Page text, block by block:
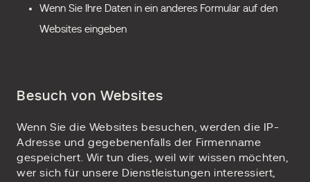
Wenn Sie Ihre Daten in ein anderes Formular auf den
Websites eingeben
Besuch von Websites
Wenn Sie die Websites besuchen, werden die IP-
Adresse und gegebenenfalls der Firmenname
gespeichert. Wir tun dies, weil wir wissen möchten,
wer sich für unsere Dienstleistungen interessiert,